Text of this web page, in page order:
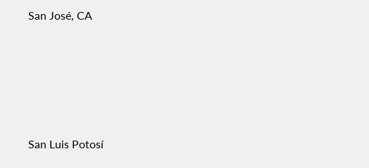
San José, CA
San Luis Potosí